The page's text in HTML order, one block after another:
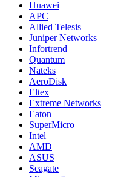
Huawei
APC
Allied Telesis
Juniper Networks
Infortrend
Quantum
Nateks
AeroDisk
Eltex
Extreme Networks
Eaton
SuperMicro
Intel
AMD
ASUS
Seagate